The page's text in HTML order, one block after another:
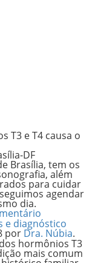
T3 e T4 causa o
DF
Brasília, tem os
além
para cuidar
agendar
dia.
e diagnóstico
por Dra. Núbia.
hormônios T3
mais comum